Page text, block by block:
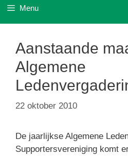
Menu
Aanstaande
Algemene
22 oktober 2010
De jaarlijkse Algemene
Supportersvereniging komt